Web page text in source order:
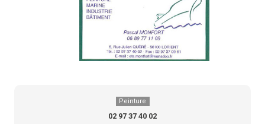
Peinture
02 97 37 40 02